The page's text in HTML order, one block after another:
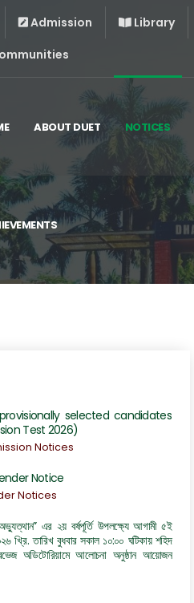
Admission Library
ABOUT DUET NOTICES
selected candidates
Test 2026)
Notices
Notice
Notices
এর ২য় বর্ষপূর্তি উপলক্ষ্যে আগামী ৫ই
খ্রি. তারিখ বুধবার সকাল ১০:০০ ঘটিকায় শহিদ
অডিটোরিয়ামে আলোচনা অনুষ্ঠান আয়োজন